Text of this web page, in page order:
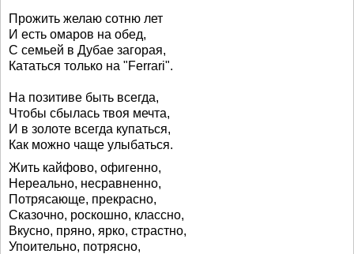
Прожить желаю сотню лет
И есть омаров на обед,
С семьей в Дубае загорая,
Кататься только на "Ferrari".
На позитиве быть всегда,
Чтобы сбылась твоя мечта,
И в золоте всегда купаться,
Как можно чаще улыбаться.
Жить кайфово, офигенно,
Нереально, несравненно,
Потрясающе, прекрасно,
Сказочно, роскошно, классно,
Вкусно, пряно, ярко, страстно,
Упоительно, потрясно,